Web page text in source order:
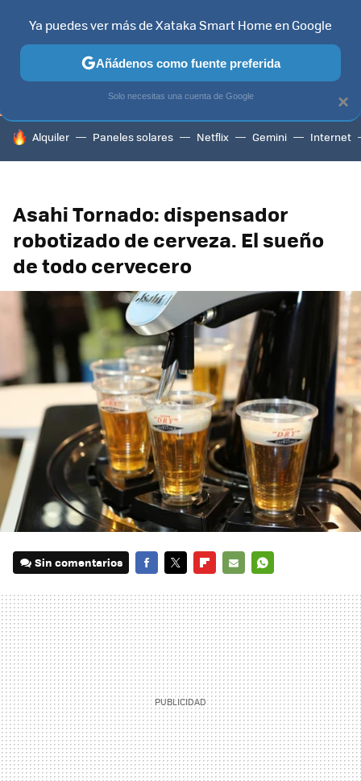
TELEVISORES CONTENIDOS SMART TV SELECCIÓN
HOY SE HABLA DE
Alquiler Paneles solares Netflix Gemini Internet
Asahi Tornado: dispensador
robotizado de cerveza. El sueño
de todo cervecero
Sin comentarios
MAIL
×
Ya puedes ver más de Xataka Smart Home en Google
Añádenos como fuente preferida
Solo necesitas una cuenta de Google